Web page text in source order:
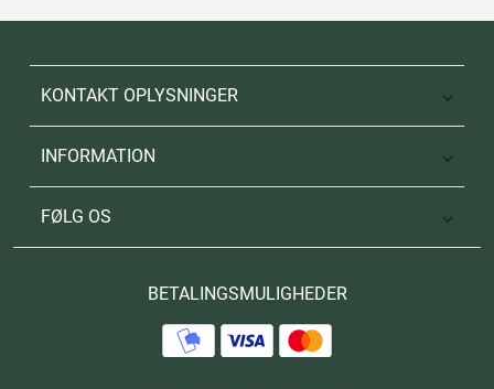
KONTAKT OPLYSNINGER 
INFORMATION 
FØLG OS 
BETALINGSMULIGHEDER